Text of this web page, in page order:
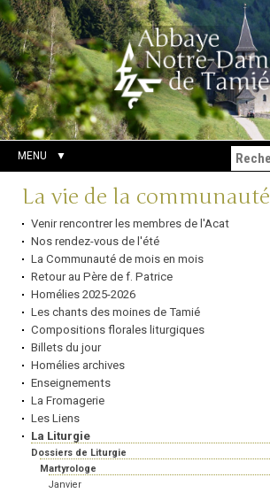
Aller
au
contenu.
|
Aller
à
la
navigation
Outils
personnels
Chercher par
Recherche
avancée…
MENU
Navigation
La vie de la communauté
Venir rencontrer les membres de l'Acat
Nos rendez-vous de l'été
La Communauté de mois en mois
Retour au Père de f. Patrice
Homélies 2025-2026
Les chants des moines de Tamié
Compositions florales liturgiques
Billets du jour
Homélies archives
Enseignements
La Fromagerie
Les Liens
La Liturgie
Dossiers de Liturgie
Martyrologe
Janvier